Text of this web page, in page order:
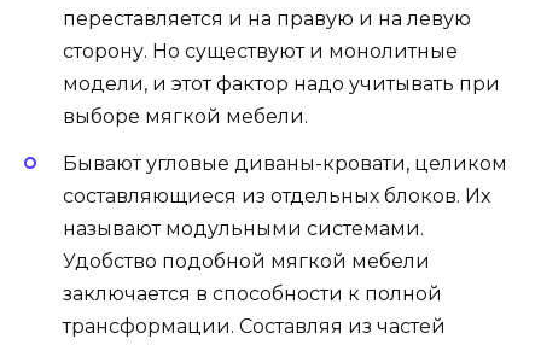
переставляется и на правую и на левую
сторону. Но существуют и монолитные
модели, и этот фактор надо учитывать при
выборе мягкой мебели.
Бывают угловые диваны-кровати, целиком
составляющиеся из отдельных блоков. Их
называют модульными системами.
Удобство подобной мягкой мебели
заключается в способности к полной
трансформации. Составляя из частей